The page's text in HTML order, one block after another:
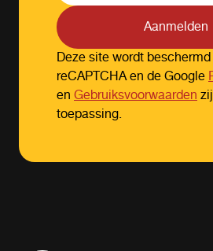
Aanmelden
Deze site wordt
reCAPTCHA en de Google
en Gebruiksvoorwaarden
toepassing.